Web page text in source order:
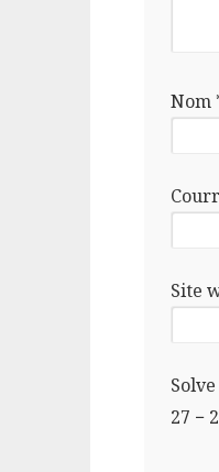
Nom
Site
Solve
27 −